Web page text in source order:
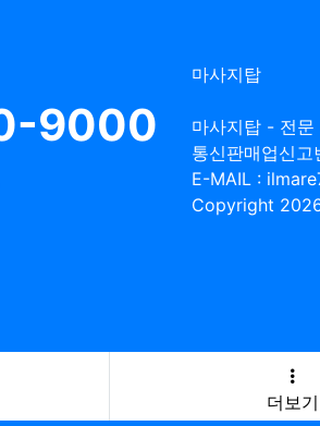
9000
마사지탑
마사지탑 - 전문
통신판매업신
E-MAIL :
Copyright
더보기